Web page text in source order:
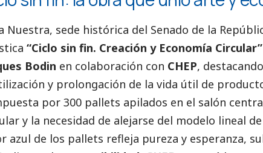
Nuestra, sede histórica del Senado de la
“Ciclo sin fin. Creación y Economía Circular”
Bodin en colaboración con CHEP,
y prolongación de la vida útil de
por 300 pallets apilados en el salón
y la necesidad de alejarse del modelo lineal de
azul de los pallets refleja pureza y esperanza,